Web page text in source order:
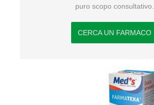
puro scopo consultativo.
CERCA UN FARMACO